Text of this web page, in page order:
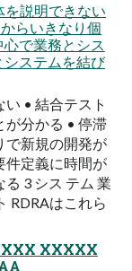
説明できない
らいきなり個
で業務とシス
システムを結び
• 結合テスト
が分かる • 停滞
で新規の開発が
件定義に時間が
3 シス テム 業
RDRAはこれら
XXXXX